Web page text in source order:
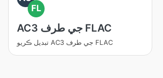
FL
AC3 جي طرف FLAC
تبديل ڪريو AC3 جي طرف FLAC